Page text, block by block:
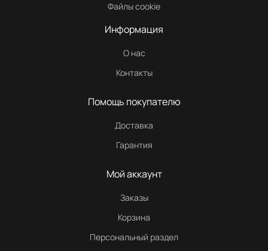
Файлы cookie
Информация
О нас
Контакты
Помощь покупателю
Доставка
Гарантия
Мой аккаунт
Заказы
Корзина
Персональный раздел